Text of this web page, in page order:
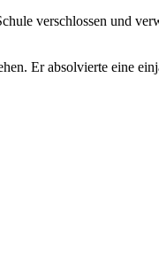
verschlossen und
Er absolvierte eine